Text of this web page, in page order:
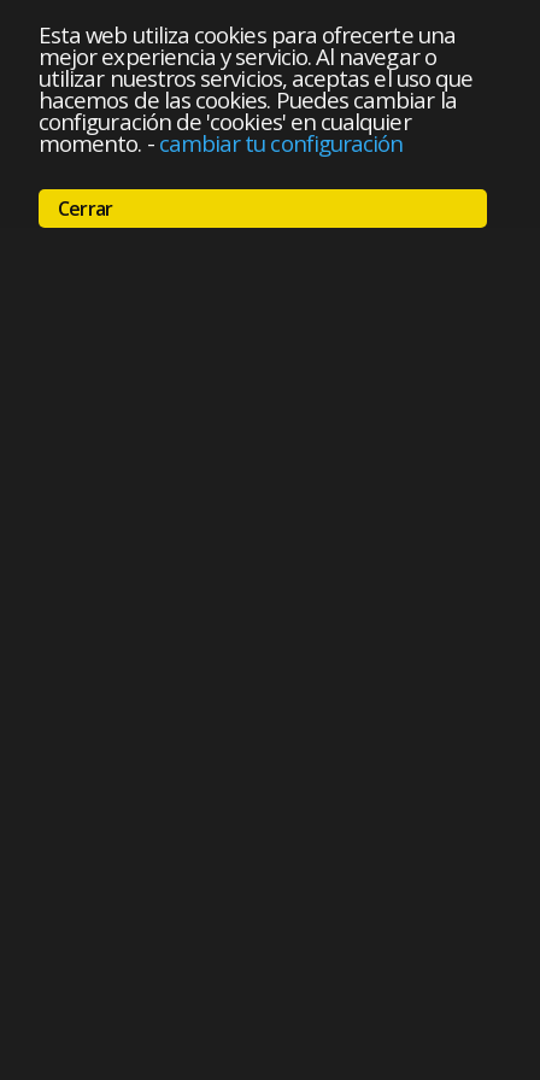
Esta web utiliza cookies para ofrecerte una
mejor experiencia y servicio. Al navegar o
utilizar nuestros servicios, aceptas el uso que
hacemos de las cookies. Puedes cambiar la
configuración de 'cookies' en cualquier
momento. - cambiar tu configuración
Cerrar